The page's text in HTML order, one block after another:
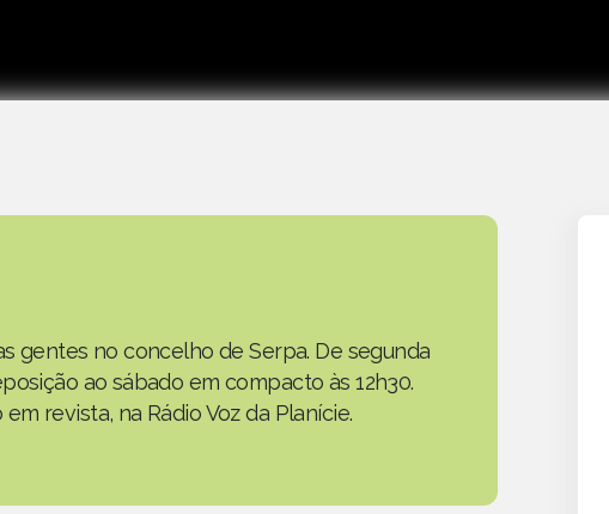
gentes no concelho de Serpa. De segunda
ao sábado em compacto às 12h30.
revista, na Rádio Voz da Planície.